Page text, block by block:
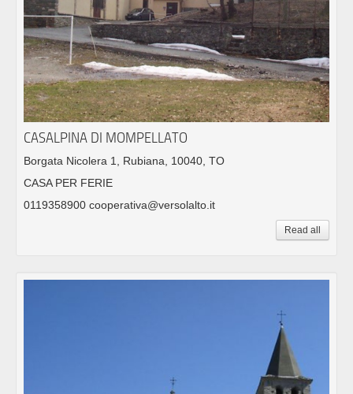
CASALPINA DI MOMPELLATO
Borgata Nicolera 1, Rubiana, 10040, TO
CASA PER FERIE
0119358900 cooperativa@versolalto.it
Read all